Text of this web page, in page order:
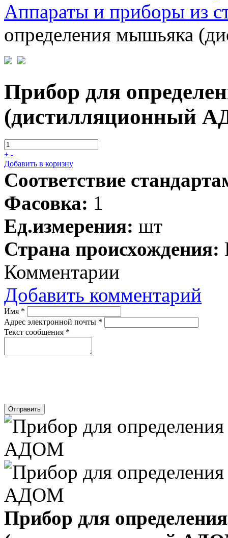
Аппараты и приборы из
определения мышьяка
Прибор для
(дистилляционный
+ -
Добавить в коризну
Соответствие
Фасовка: 1
Ед.измерения: шт
Страна происхождения:
Комментарии
Добавить комментарий
Имя *
Адрес электронной почты *
Текст сообщения *
Отправить
Прибор для